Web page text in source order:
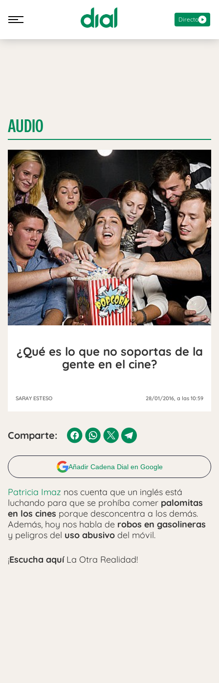
Directo
AUDIO
¿Qué es lo que no soportas de la
gente en el cine?
SARAY ESTESO 28/01/2016, a las 10:59
Comparte:
Añadir Cadena Dial en Google
Patricia Imaz nos cuenta que un inglés está
luchando para que se prohíba comer palomitas
en los cines porque desconcentra a los demás.
Además, hoy nos habla de robos en gasolineras
y peligros del uso abusivo del móvil.
¡Escucha aquíLa Otra Realidad!